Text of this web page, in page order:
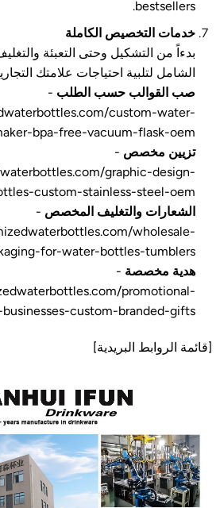
bestsellers.
خدمات التخصيص الكاملة
بدءاً من التشكيل وحتى التعبئة
الشامل لتلبية احتياجات علامتك
صب القوالب حسب الطلب -
custom-water-
bpa-free-vacuum-flask-oem/
تزيين مخصص -
graphic-design-
custom-stainless-steel-oem/
الشعارات والتغليف المخصص -
wholesale-
for-water-bottles-tumblers/
هدية مخصصة -
promotional-
custom-branded-gifts/
[قائمة الروابط البريدية]